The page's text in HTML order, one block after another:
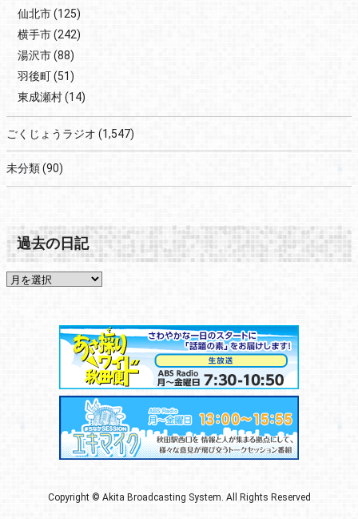
仙北市(125)
横手市(242)
湯沢市(88)
羽後町(51)
東成瀬村(14)
ごくじょうラジオ (1,547)
未分類(90)
過去の日記
Copyright © Akita Broadcasting System. All Rights Reserved